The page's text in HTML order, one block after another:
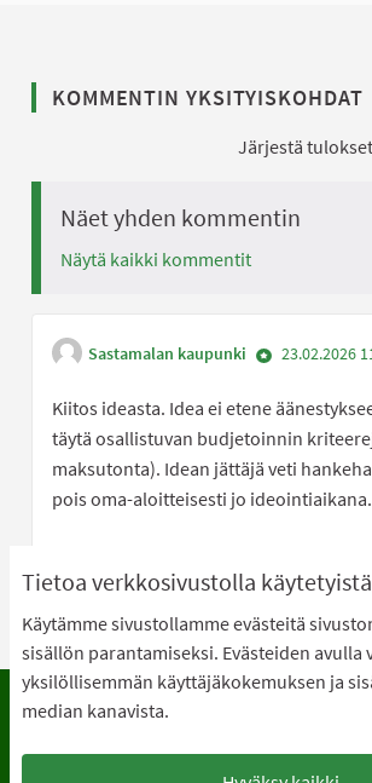
Tietoa verkkosivustolla
Käytämme sivustollamme evästeitä
sisällön parantamiseksi. Evästeiden avulla
yksilöllisemmän käyttäjäkokemuksen ja
median kanavista.
KOMMENTIN YKSITYISKOHDAT
Järjestä
Näet yhden kommentin
Näytä kaikki kommentit
Sastamalan kaupunki 23.02.2026
Kiitos ideasta. Idea ei etene
täytä osallistuvan budjetoinnin
maksutonta). Idean jättäjä veti
pois oma-aloitteisesti jo ideointiaikana.